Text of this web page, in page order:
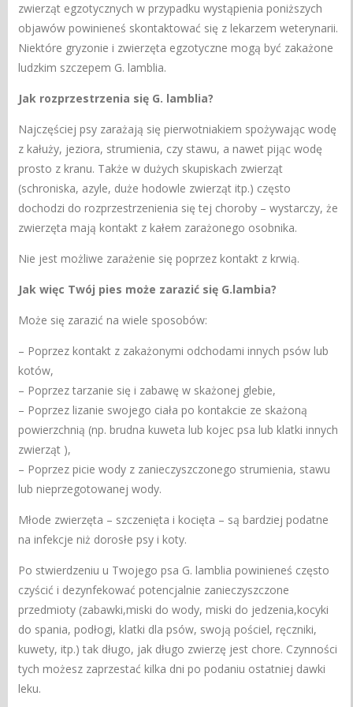
zwierząt egzotycznych w przypadku wystąpienia poniższych
objawów powinieneś skontaktować się z lekarzem weterynarii.
Niektóre gryzonie i zwierzęta egzotyczne mogą być zakażone
ludzkim szczepem G. lamblia.
Jak rozprzestrzenia się G. lamblia?
Najczęściej psy zarażają się pierwotniakiem spożywając wodę
z kałuży, jeziora, strumienia, czy stawu, a nawet pijąc wodę
prosto z kranu. Także w dużych skupiskach zwierząt
(schroniska, azyle, duże hodowle zwierząt itp.) często
dochodzi do rozprzestrzenienia się tej choroby – wystarczy, że
zwierzęta mają kontakt z kałem zarażonego osobnika.
Nie jest możliwe zarażenie się poprzez kontakt z krwią.
Jak więc Twój pies może zarazić się G.lambia?
Może się zarazić na wiele sposobów:
– Poprzez kontakt z zakażonymi odchodami innych psów lub
kotów,
– Poprzez tarzanie się i zabawę w skażonej glebie,
– Poprzez lizanie swojego ciała po kontakcie ze skażoną
powierzchnią (np. brudna kuweta lub kojec psa lub klatki innych
zwierząt ),
– Poprzez picie wody z zanieczyszczonego strumienia, stawu
lub nieprzegotowanej wody.
Młode zwierzęta – szczenięta i kocięta – są bardziej podatne
na infekcje niż dorosłe psy i koty.
Po stwierdzeniu u Twojego psa G. lamblia powinieneś często
czyścić i dezynfekować potencjalnie zanieczyszczone
przedmioty (zabawki,miski do wody, miski do jedzenia,kocyki
do spania, podłogi, klatki dla psów, swoją pościel, ręczniki,
kuwety, itp.) tak długo, jak długo zwierzę jest chore. Czynności
tych możesz zaprzestać kilka dni po podaniu ostatniej dawki
leku.